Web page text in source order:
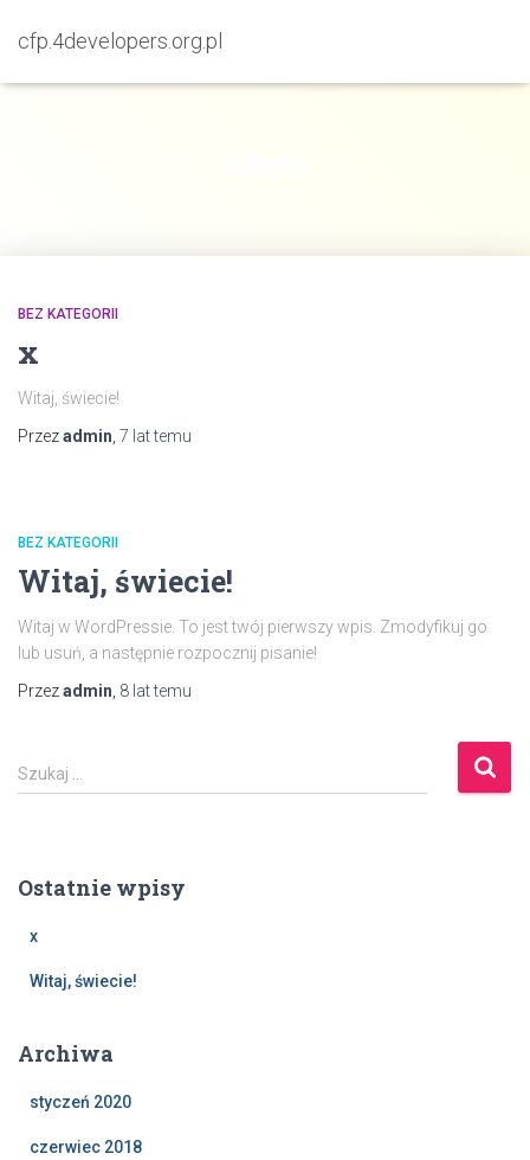
cfp.4developers.org.pl
BEZ KATEGORII
x
Witaj, świecie!
Przezadmin 7 lattemu
BEZ KATEGORII
Witaj, świecie!
Witaj w WordPressie. To jest twój pierwszy wpis. Zmodyfikuj go
lub usuń, a następnie rozpocznij pisanie!
Przezadmin 8 lattemu
S
z
j
Szukaj …
Ostatnie wpisy
x
Witaj, świecie!
Archiwa
styczeń 2020
czerwiec 2018